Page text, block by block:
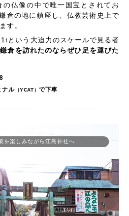
仏像の中で唯一国宝とされてお
倉の地に鎮座し、仏教芸術史上で
す。
という大迫力のスケールで見る者
鎌倉を訪れたのならぜひ足を運びた
ナル（YCAT）で下車
を楽しみながら江島神社へ